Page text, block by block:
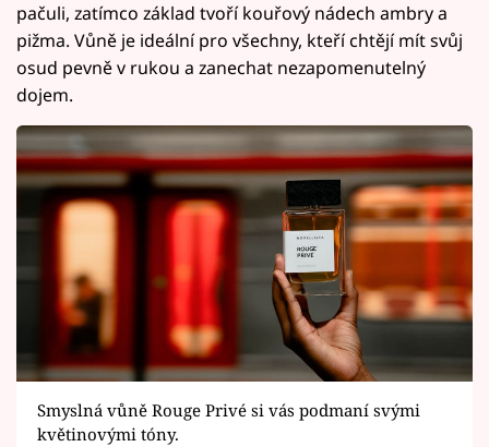
pačuli, zatímco základ tvoří kouřový nádech ambry a
pižma. Vůně je ideální pro všechny, kteří chtějí mít svůj
osud pevně v rukou a zanechat nezapomenutelný
dojem.
Smyslná vůně Rouge Privé si vás podmaní svými
květinovými tóny.